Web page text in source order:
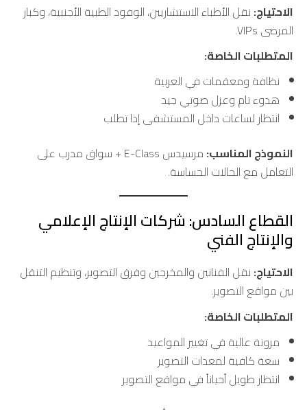
الاحتياج: نقل الأطباء الاستشاريين، الوفود الطبية الأجنبية، وكبار
المرضى VIPs.
المتطلبات الخاصة:
نظافة ومعقمات في العربية
هدوء تام وعزل صوتي جيد
انتظار لساعات داخل المستشفى إذا تطلب
النموذج المناسب:
مرسيدس E-Class + سواق مدرب على
التعامل مع الحالات الحساسة.
القطاع السادس: شركات الإنتاج الإعلامي
والإنتاج الفني
الاحتياج: نقل الفنانين والمخرجين وفرق التصوير، وتنظيم التنقل
بين مواقع التصوير.
المتطلبات الخاصة:
مرونة عالية في تغيير المواعيد
سعة كافية لمعدات التصوير
انتظار طويل أحياناً في مواقع التصوير